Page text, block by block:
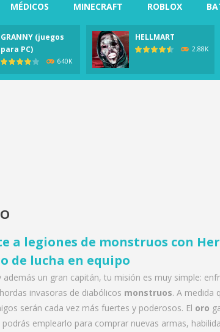
MÉDICOS MINECRAFT ROBLOX
GRANNY (juegos
para PC)
640K
HELLMART
2.88K
a legiones de monstruos con
de lucha en equipo
además un gran capitán, tu misión es muy simple:
invasoras de diabólicos monstruos. A medida
serán cada vez más fuertes y poderosos. El oro
emplearlo para comprar nuevas armas,